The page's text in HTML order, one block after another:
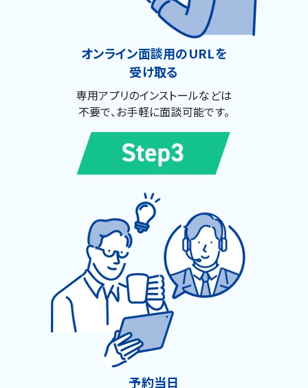
オンライン面談用のURLを
受け取る
専用アプリのインストールなどは
不要で、お手軽に面談可能です。
予約当日